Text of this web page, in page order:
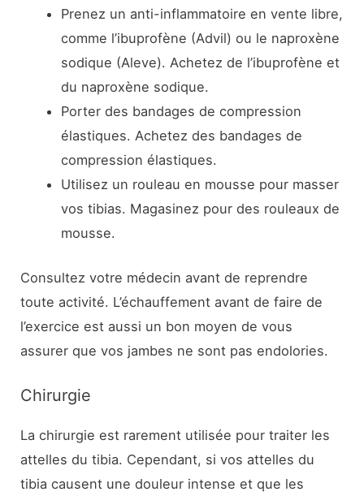
Prenez un anti-inflammatoire en vente libre,
comme l’ibuprofène (Advil) ou le naproxène
sodique (Aleve). Achetez de l’ibuprofène et
du naproxène sodique.
Porter des bandages de compression
élastiques. Achetez des bandages de
compression élastiques.
Utilisez un rouleau en mousse pour masser
vos tibias. Magasinez pour des rouleaux de
mousse.
Consultez votre médecin avant de reprendre
toute activité. L’échauffement avant de faire de
l’exercice est aussi un bon moyen de vous
assurer que vos jambes ne sont pas endolories.
Chirurgie
La chirurgie est rarement utilisée pour traiter les
attelles du tibia. Cependant, si vos attelles du
tibia causent une douleur intense et que les